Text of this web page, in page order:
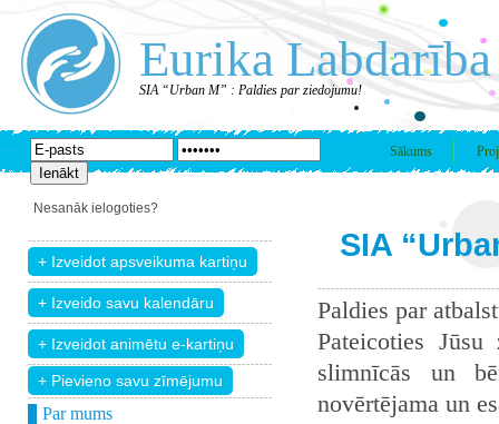
Eurika Labdarība
SIA “Urban M” : Paldies par ziedojumu!
Sākums
Nesanāk ielogoties?
+ Pievieno savu zīmējumu
Par mums
SIA
Paldies par
Pateicoties
slimnīcās un
novērtējama un